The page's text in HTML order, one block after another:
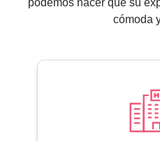
podemos hacer que su
cómoda